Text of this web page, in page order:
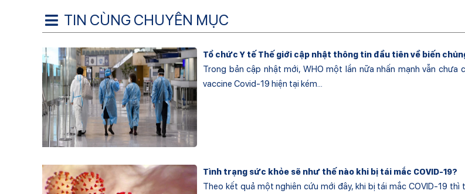
TIN CÙNG CHUYÊN MỤC
Tổ chức Y tế Thế giới cập nhật thông tin đầu tiên về biến
Trong bản cập nhật mới, WHO một lần nữa nhấn mạnh vẫn chưa
vaccine Covid-19 hiện tại kém...
Tình trạng sức khỏe sẽ như thế nào khi bị tái mắc COVID-19?
Theo kết quả một nghiên cứu mới đây, khi bị tái mắc COVID-19 thì